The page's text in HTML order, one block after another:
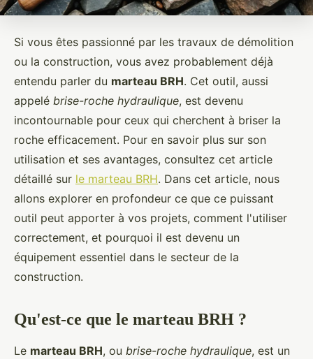
Si vous êtes passionné par les travaux de démolition
ou la construction, vous avez probablement déjà
entendu parler du marteau BRH. Cet outil, aussi
appelé brise-roche hydraulique, est devenu
incontournable pour ceux qui cherchent à briser la
roche efficacement. Pour en savoir plus sur son
utilisation et ses avantages, consultez cet article
détaillé sur le marteau BRH. Dans cet article, nous
allons explorer en profondeur ce que ce puissant
outil peut apporter à vos projets, comment l'utiliser
correctement, et pourquoi il est devenu un
équipement essentiel dans le secteur de la
construction.
Qu'est-ce que le marteau BRH ?
Le marteau BRH, ou brise-roche hydraulique, est un